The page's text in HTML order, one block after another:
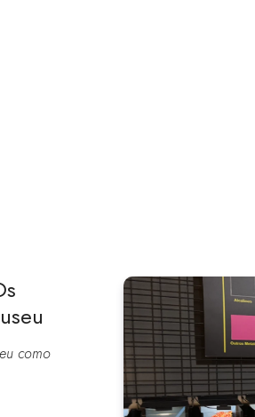
como